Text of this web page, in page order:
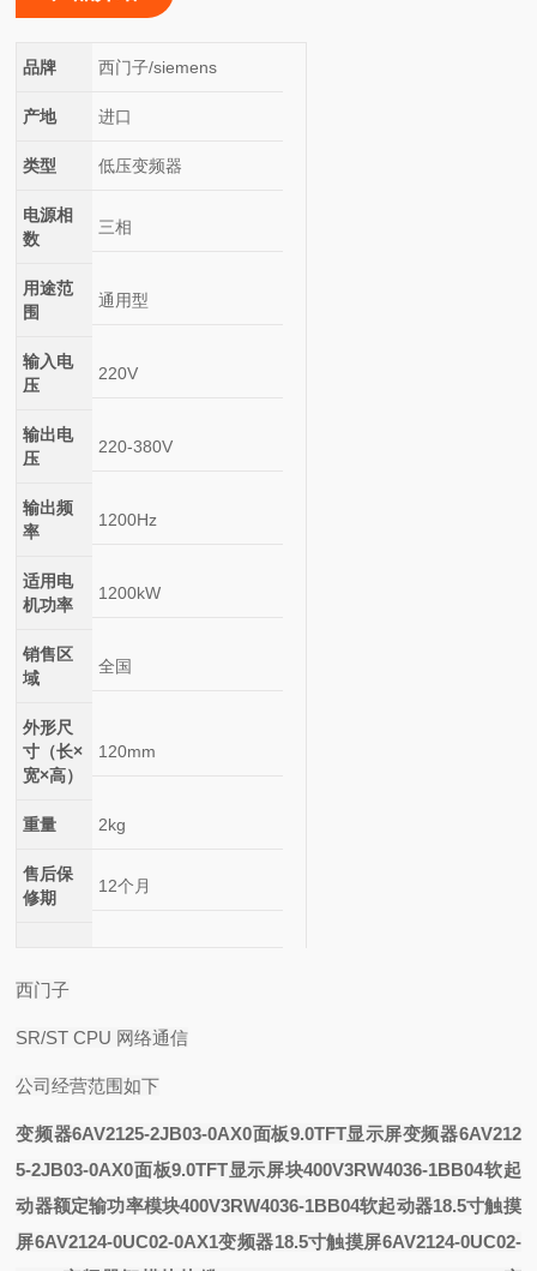
品牌 西门子/siemens
产地 进口
类型 低压变频器
电源相
数
三相
用途范
围
通用型
输入电
压
220V
输出电
压
220-380V
输出频
率
1200Hz
适用电
机功率
1200kW
销售区
域
全国
外形尺
寸（长×
宽×高）
120mm
重量 2kg
售后保
修期
12个月
西门子
SR/ST CPU 网络通信
公司经营范围如下
变频器6AV2125-2JB03-0AX0面板9.0TFT显示屏变频器6AV212
5-2JB03-0AX0面板9.0TFT显示屏块400V3RW4036-1BB04软起
动器额定输功率模块400V3RW4036-1BB04软起动器18.5寸触摸
屏6AV2124-0UC02-0AX1变频器18.5寸触摸屏6AV2124-0UC02-